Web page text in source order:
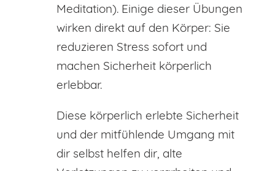
Meditation). Einige dieser Übungen
wirken direkt auf den Körper: Sie
reduzieren Stress sofort und
machen Sicherheit körperlich
erlebbar.
Diese körperlich erlebte Sicherheit
und der mitfühlende Umgang mit
dir selbst helfen dir, alte